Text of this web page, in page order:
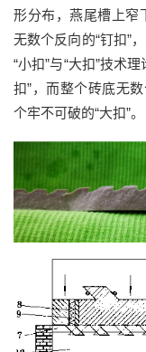
形分布 ， 燕尾槽上窄
无数个反向的“钉扣”
“小扣”与“大扣”技术理
扣”，而整个砖底无
个牢不可破的“大扣”。